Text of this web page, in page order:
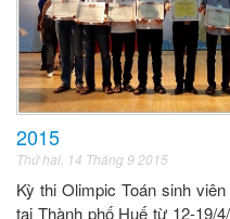
2015
Thứ hai, 14 Tháng 9 2015
Kỳ thi Olimpic Toán sinh
tại Thành phố Huế từ 12-19/